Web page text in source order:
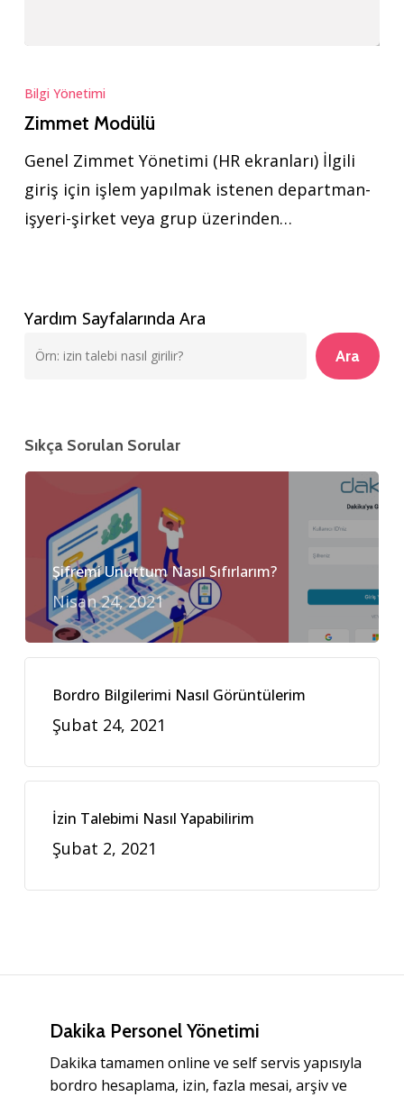
Modülü
Bilgi Yönetimi
Zimmet Modülü
Genel Zimmet Yönetimi (HR ekranları) İlgili
giriş için işlem yapılmak istenen departman-
işyeri-şirket veya grup üzerinden…
Yardım Sayfalarında Ara
Ara
Sıkça Sorulan Sorular
Şifremi Unuttum Nasıl Sıfırlarım?
Nisan 24, 2021
Bordro Bilgilerimi Nasıl Görüntülerim
Şubat 24, 2021
İzin Talebimi Nasıl Yapabilirim
Şubat 2, 2021
Dakika Personel Yönetimi
Dakika tamamen online ve self servis yapısıyla
bordro hesaplama, izin, fazla mesai, arşiv ve